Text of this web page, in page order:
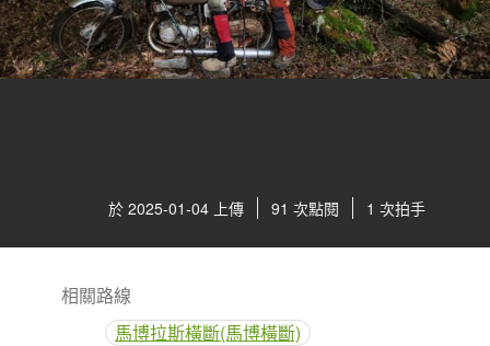
於 2025-01-04 上傳 91 次點閱 1 次拍手
相關路線
馬博拉斯橫斷(馬博橫斷)